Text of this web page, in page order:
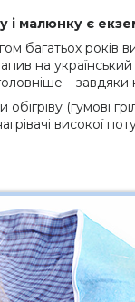
малюнку є
багатьох років
на
– завдяки
(гумові
високої